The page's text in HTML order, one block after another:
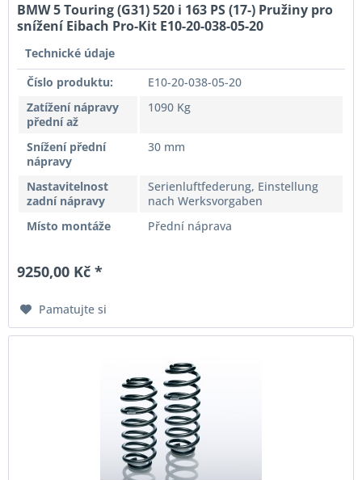
BMW 5 Touring (G31) 520 i 163 PS (17-) Pružiny pro
snížení Eibach Pro-Kit E10-20-038-05-20
Technické údaje
Číslo produktu:
E10-20-038-05-20
Zatížení nápravy
přední až
1090 Kg
Snížení přední
nápravy
30 mm
Nastavitelnost
zadní nápravy
Serienluftfederung, Einstellung
nach Werksvorgaben
Místo montáže
Přední náprava
9250,00 Kč *
Pamatujte si